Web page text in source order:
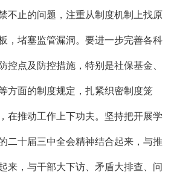
不止的问题，注重从制度机制上找原
，堵塞监管漏洞。要进一步完善各科
控点及防控措施，特别是社保基金、
方面的制度规定，扎紧织密制度笼
在推动工作上下功夫。坚持把开展学
二十届三中全会精神结合起来，与推
来，与干部大下访、矛盾大排查、问